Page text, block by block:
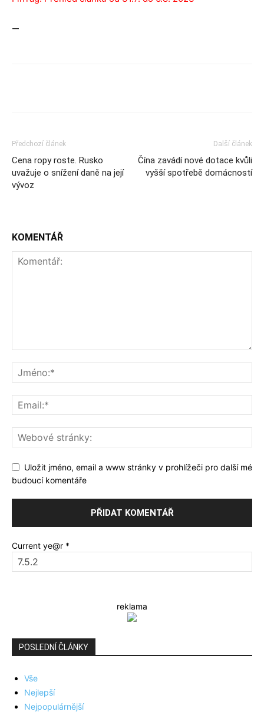
—
Předchozí článek
Cena ropy roste. Rusko
uvažuje o snížení daně na její
vývoz
Další článek
Čína zavádí nové dotace kvůli
vyšší spotřebě domácností
KOMENTÁŘ
Uložit jméno, email a www stránky v prohlížeči pro další mé
budoucí komentáře
Current ye@r *
reklama
POSLEDNÍ ČLÁNKY
Vše
Nejlepší
Nejpopulárnější